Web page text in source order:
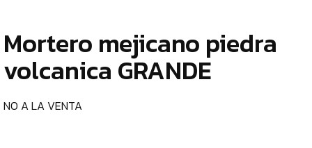
968849922
640271930
Mortero mejicano piedra
volcanica GRANDE
NO A LA VENTA